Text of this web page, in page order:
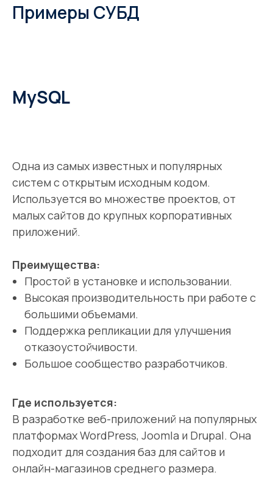
Примеры СУБД
MySQL
Одна из самых известных и популярных
систем с открытым исходным кодом.
Используется во множестве проектов, от
малых сайтов до крупных корпоративных
приложений.
Преимущества:
Простой в установке и использовании.
Высокая производительность при работе с
большими объемами.
Поддержка репликации для улучшения
отказоустойчивости.
Большое сообщество разработчиков.
Где используется:
В разработке веб-приложений на популярных
платформах WordPress, Joomla и Drupal. Она
подходит для создания баз для сайтов и
онлайн-магазинов среднего размера.